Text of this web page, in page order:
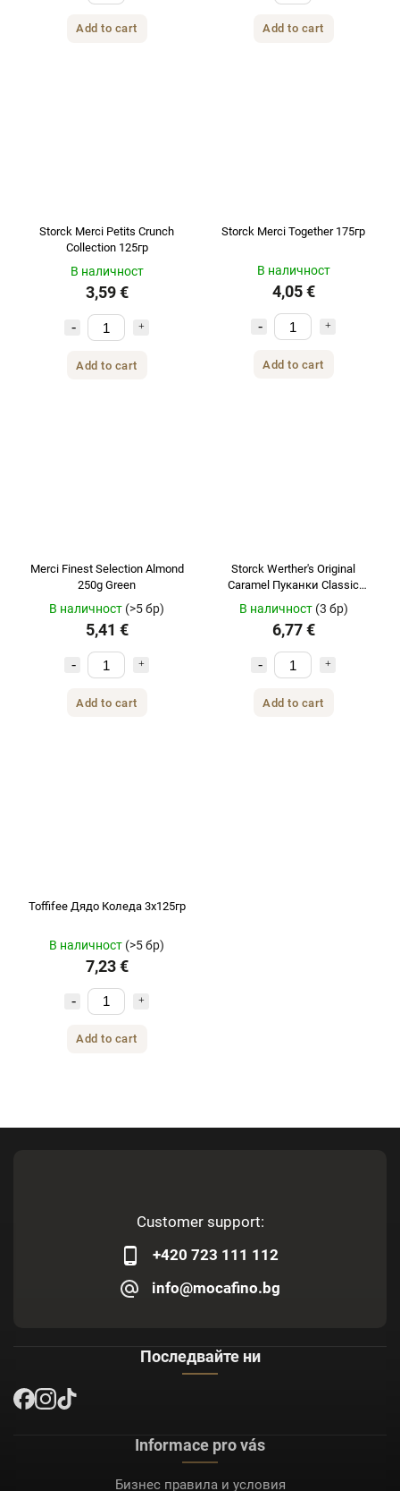
Add to cart Add to cart
Storck Merci Petits Crunch
Collection 125гр
В наличност
3,59 €
Add to cart
Storck Merci Together 175гр
В наличност
4,05 €
Add to cart
Merci Finest Selection Almond
250g Green
В наличност (>5 бр)
5,41 €
Add to cart
Storck Werther's Original
Caramel Пуканки Classic
140гр 2 бр
В наличност (3 бр)
6,77 €
Add to cart
Toffifee Дядо Коледа 3х125гр
В наличност (>5 бр)
7,23 €
Add to cart
Customer support:
+420 723 111 112
info@mocafino.bg
Последвайте ни
Informace pro vás
Бизнес правила и условия